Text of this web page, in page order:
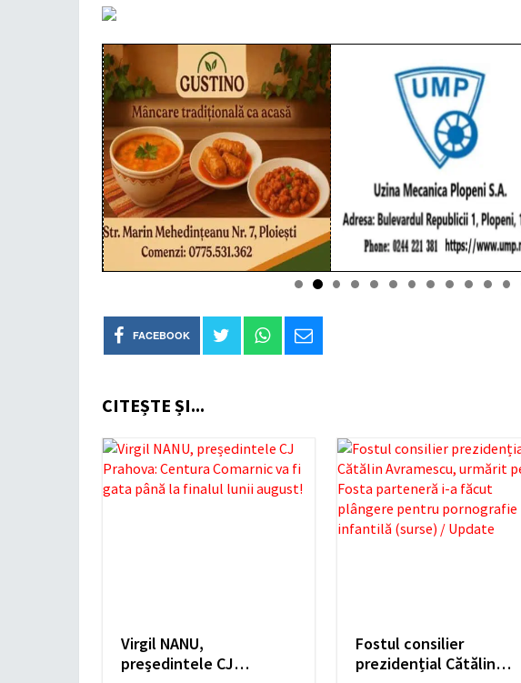
FACEBOOK
CITEȘTE ȘI...
Virgil NANU,
președintele CJ
Fostul consilier
prezidențial Cătălin